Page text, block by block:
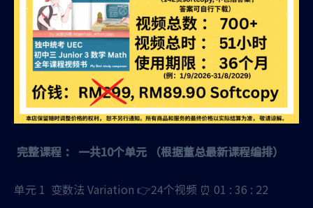
完整课程 ： 一共10个单元 （根据董总最新课程编排）
单元 1 变数法 Variation 👉24个视频 ⏰ 01 : 36 : 22